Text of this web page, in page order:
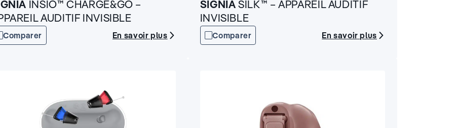
INSIO™ CHARGE&GO –
AUDITIF INVISIBLE
Comparer En savoir plus
SIGNIASILK™ – APPAREIL AUDITIF
INVISIBLE
Comparer En savoir plus